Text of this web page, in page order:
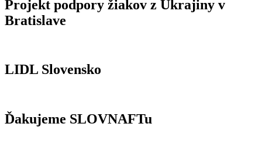
Projekt podpory žiakov z Ukrajiny v
Bratislave
LIDL Slovensko
Ďakujeme SLOVNAFTu